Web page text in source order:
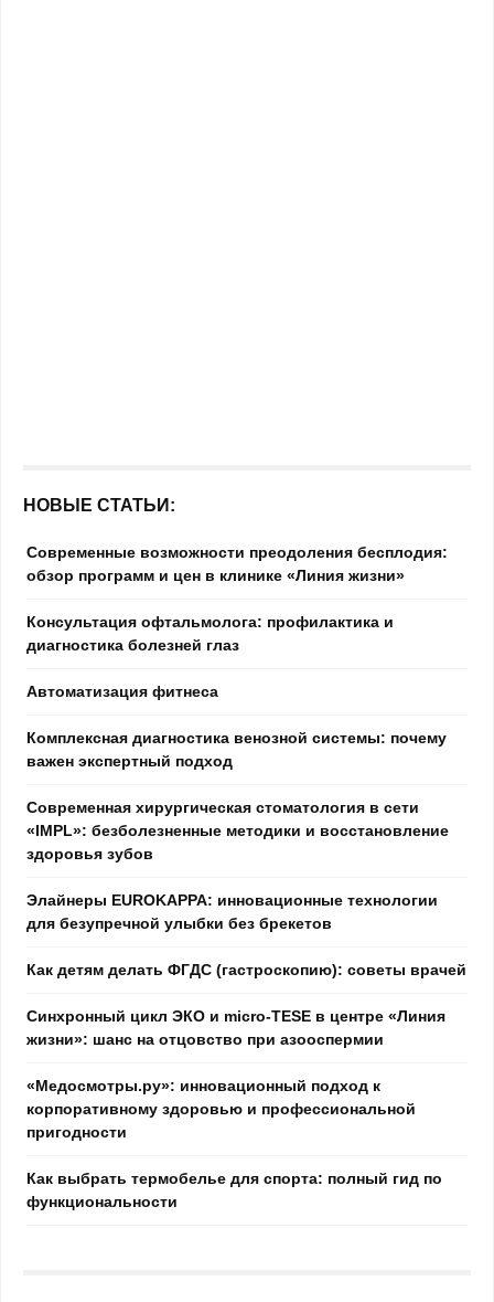
НОВЫЕ СТАТЬИ:
Современные возможности преодоления бесплодия:
обзор программ и цен в клинике «Линия жизни»
Консультация офтальмолога: профилактика и
диагностика болезней глаз
Автоматизация фитнеса
Комплексная диагностика венозной системы: почему
важен экспертный подход
Современная хирургическая стоматология в сети
«IMPL»: безболезненные методики и восстановление
здоровья зубов
Элайнеры EUROKAPPA: инновационные технологии
для безупречной улыбки без брекетов
Как детям делать ФГДС (гастроскопию): советы врачей
Синхронный цикл ЭКО и micro-TESE в центре «Линия
жизни»: шанс на отцовство при азооспермии
«Медосмотры.ру»: инновационный подход к
корпоративному здоровью и профессиональной
пригодности
Как выбрать термобелье для спорта: полный гид по
функциональности